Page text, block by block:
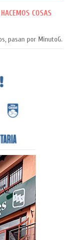
COSAS
pasan por MinutoG.